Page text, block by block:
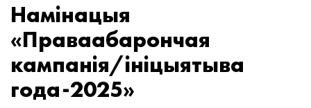
Намінацыя
«Праваабарончая
кампанія/ініцыятыва
года-2025»